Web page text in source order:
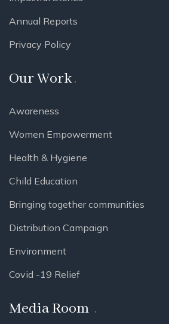
Annual Reports
Privacy Policy
Our Work
Awareness
Women Empowerment
Health & Hygiene
Child Education
Bringing together communities
Distribution Campaign
Environment
Covid -19 Relief
Media Room